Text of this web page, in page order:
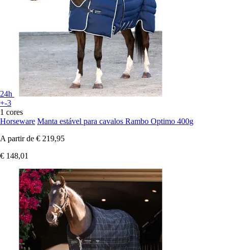
24h
+-3
1 cores
Horseware Manta estável para cavalos Rambo Optimo 400g
A partir de € 219,95
€ 148,01